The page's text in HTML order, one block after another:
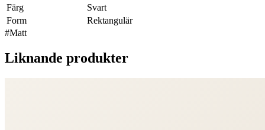
Färg
Svart
Form
Rektangulär
#Matt
Liknande produkter